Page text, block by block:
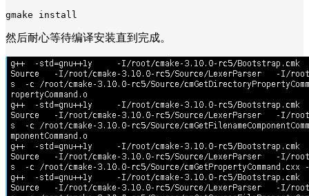
gmake install
然后耐心等待编译安装直到完成。